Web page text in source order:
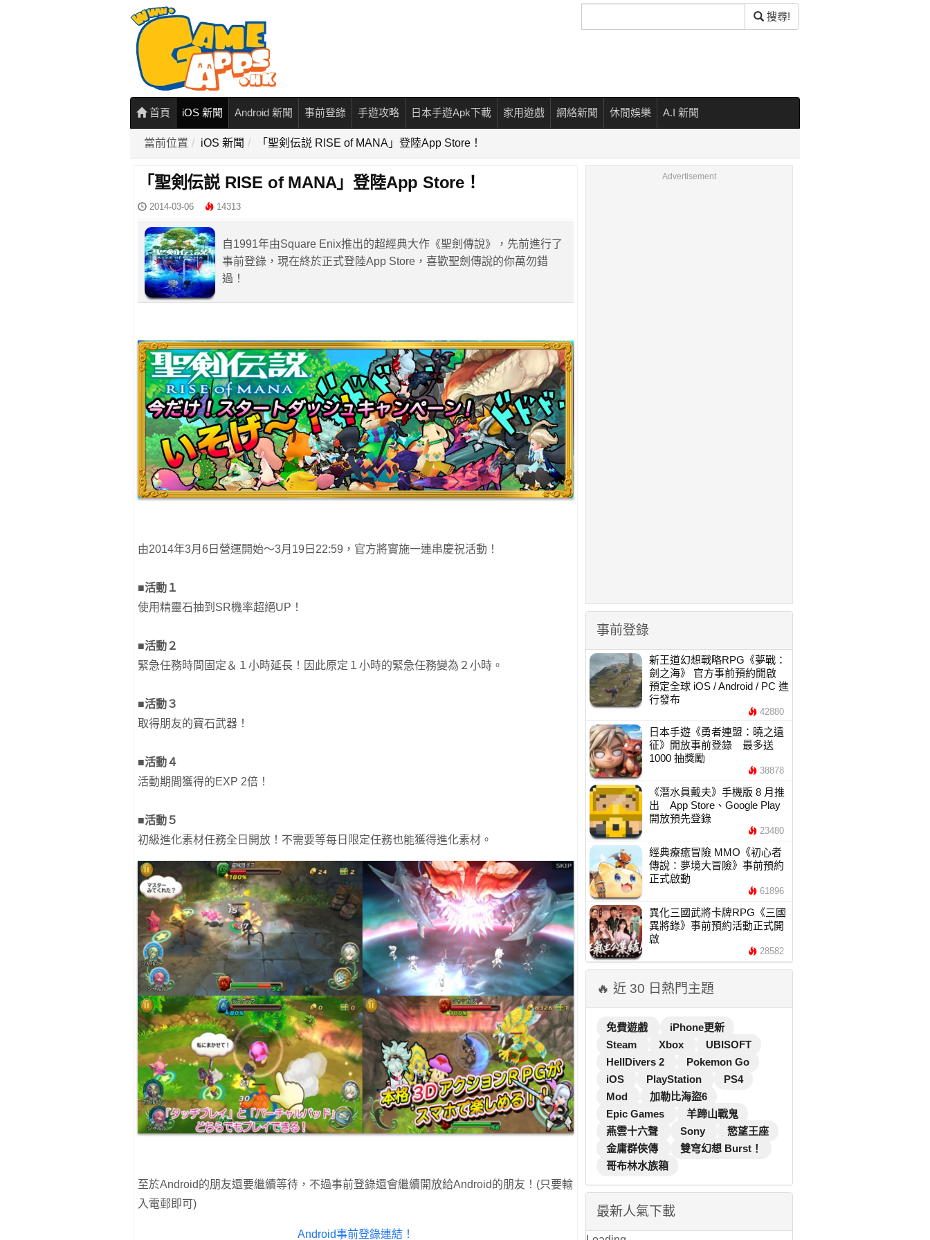
尋
搜尋!
首頁 iOS 新聞 Android 新聞 事前登錄 手遊攻略 日本手遊Apk下載 家用遊戲 網絡新聞 休閒娛樂 A.I 新聞
當前位置 iOS 新聞 「聖剣伝説 RISE of MANA」登陸App Store！
「聖剣伝説 RISE of MANA」登陸App Store！
2014-03-06 14313
自1991年由Square Enix推出的超經典大作《聖劍傳說》，先前進行了
事前登錄，現在終於正式登陸App Store，喜歡聖劍傳說的你萬勿錯
過！
由2014年3月6日營運開始～3月19日22:59，官方將實施一連串慶祝活動！
■活動１
使用精靈石抽到SR機率超絕UP！
■活動２
緊急任務時間固定＆１小時延長！因此原定１小時的緊急任務變為２小時。
■活動３
取得朋友的寶石武器！
■活動４
活動期間獲得的EXP 2倍！
■活動５
初級進化素材任務全日開放！不需要等每日限定任務也能獲得進化素材。
至於Android的朋友還要繼續等待，不過事前登錄還會繼續開放給Android的朋友！(只要輸
入電郵即可)
Android事前登錄連結！
Advertisement
事前登錄
新王道幻想戰略RPG《夢戰：
劍之海》 官方事前預約開啟
預定全球 iOS / Android / PC 進
行發布
42880
日本手遊《勇者連盟：曉之遠
征》開放事前登錄 最多送
1000 抽獎勵
38878
《潛水員戴夫》手機版 8 月推
出 App Store、Google Play
開放預先登錄
23480
經典療癒冒險 MMO《初心者
傳說：夢境大冒險》事前預約
正式啟動
61896
異化三國武將卡牌RPG《三國
異將錄》事前預約活動正式開
啟
28582
🔥 近 30 日熱門主題
免費遊戲
iPhone更新
Steam
Xbox
UBISOFT
HellDivers 2
Pokemon Go
iOS
PlayStation
PS4
Mod
加勒比海盜6
Epic Games
羊蹄山戰鬼
燕雲十六聲
Sony
慾望王座
金庸群俠傳
雙穹幻想 Burst！
哥布林水族箱
最新人氣下載